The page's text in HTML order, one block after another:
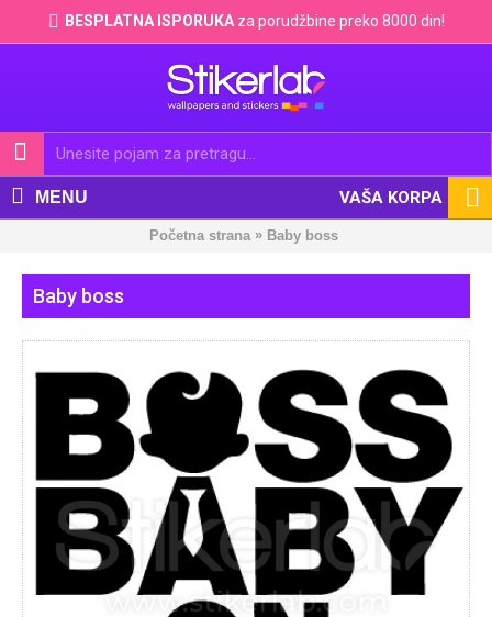
BESPLATNA ISPORUKA za porudžbine preko 8000 din!
VAŠA KORPA
MENU
Početna strana» Baby boss
Baby boss